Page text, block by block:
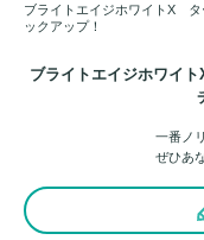
ブライトエイジホワイトX
ックアップ！
ブライトエイジホワイ
一番ノ
ぜひあ